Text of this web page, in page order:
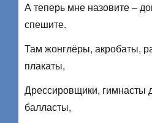
А теперь мне назовите –
спешите.
Там жонглёры, акробаты,
плакаты,
Дрессировщики, гимнасты
балласты,